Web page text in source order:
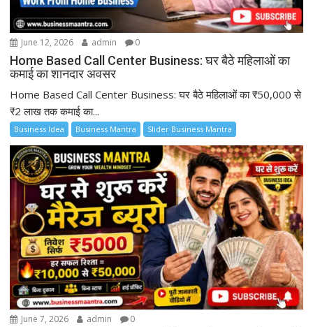
June 12, 2026 admin 0
Home Based Call Center Business: घर बैठे महिलाओं का
कमाई का शानदार अवसर
Home Based Call Center Business: घर बैठे महिलाओं का ₹50,000 से
₹2 लाख तक कमाई का...
Business Idea Business Mantra Slider Business Mantra
June 7, 2026 admin 0